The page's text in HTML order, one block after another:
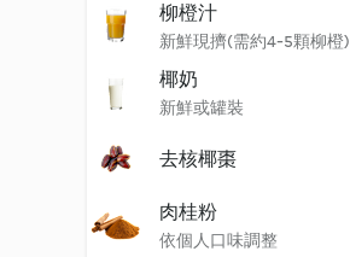
柳橙汁
新鮮現擠(需約4-5顆柳橙)
椰奶
新鮮或罐裝
去核椰棗
肉桂粉
依個人口味調整